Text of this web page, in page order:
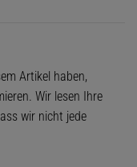
Artikel haben,
Wir lesen Ihre
wir nicht jede